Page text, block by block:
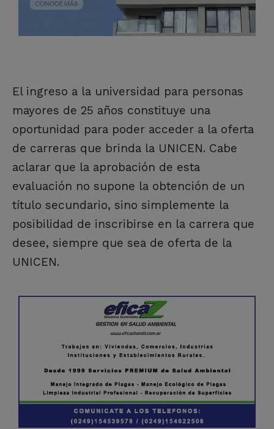
El ingreso a la universidad para personas
mayores de 25 años constituye una
oportunidad para poder acceder a la oferta
de carreras que brinda la UNICEN. Cabe
aclarar que la aprobación de esta
evaluación no supone la obtención de un
título secundario, sino simplemente la
posibilidad de inscribirse en la carrera que
desee, siempre que sea de oferta de la
UNICEN.